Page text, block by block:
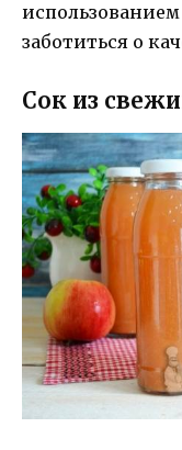
заботиться о
Сок из